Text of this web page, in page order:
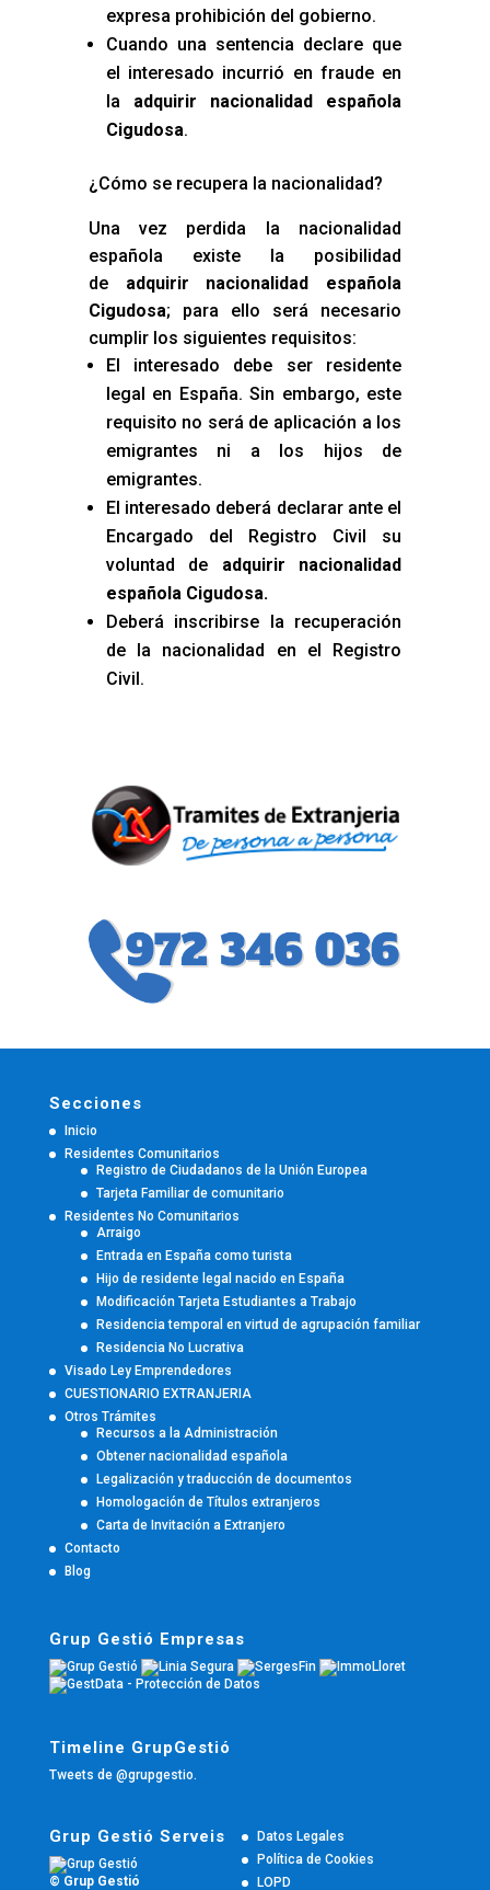
expresa prohibición del gobierno.
Cuando una sentencia declare que
el interesado incurrió en fraude en
la adquirir nacionalidad española
Cigudosa.
¿Cómo se recupera la nacionalidad?
Una vez perdida la nacionalidad
española existe la posibilidad
de adquirir nacionalidad española
Cigudosa; para ello será necesario
cumplir los siguientes requisitos:
El interesado debe ser residente
legal en España. Sin embargo, este
requisito no será de aplicación a los
emigrantes ni a los hijos de
emigrantes.
El interesado deberá declarar ante el
Encargado del Registro Civil su
voluntad de adquirir nacionalidad
española Cigudosa.
Deberá inscribirse la recuperación
de la nacionalidad en el Registro
Civil.
Secciones
Inicio
Residentes Comunitarios
Registro de Ciudadanos de la Unión Europea
Tarjeta Familiar de comunitario
Residentes No Comunitarios
Arraigo
Entrada en España como turista
Hijo de residente legal nacido en España
Modificación Tarjeta Estudiantes a Trabajo
Residencia temporal en virtud de agrupación familiar
Residencia No Lucrativa
Visado Ley Emprendedores
CUESTIONARIO EXTRANJERIA
Otros Trámites
Recursos a la Administración
Obtener nacionalidad española
Legalización y traducción de documentos
Homologación de Títulos extranjeros
Carta de Invitación a Extranjero
Contacto
Blog
Grup Gestió Empresas
Timeline GrupGestió
Tweets de @grupgestio.
Grup Gestió Serveis
© Grup Gestió
Datos Legales
Política de Cookies
LOPD